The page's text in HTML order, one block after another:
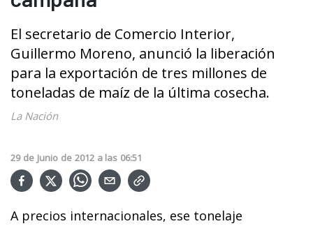
El secretario de Comercio Interior,
Guillermo Moreno, anunció la liberación
para la exportación de tres millones de
toneladas de maíz de la última cosecha.
La Nación
29 de Junio de 2012 a las 06:51
A precios internacionales, ese tonelaje